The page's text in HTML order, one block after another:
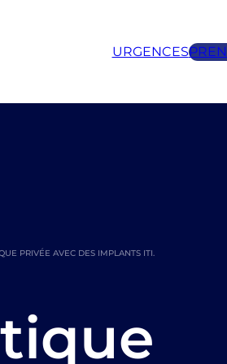
URGENCES
PRIVÉE AVEC DES IMPLANTS ITI.